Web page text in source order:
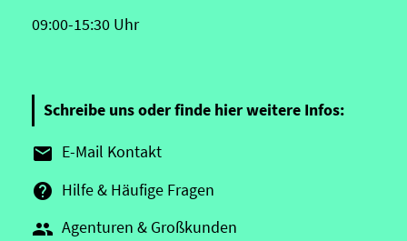
09:00-15:30 Uhr
Schreibe uns oder finde hier weitere Infos:
 E-Mail Kontakt
 Hilfe & Häufige Fragen
 Agenturen & Großkunden